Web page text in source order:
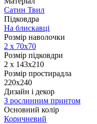
Сатин Твил
Підковдра
На блискавці
Розмір наволочки
2 х 70х70
Розмір підковдри
2 х 143х210
Розмір простирадла
220х240
Дизайн і декор
З рослинним принтом
Основний колір
Коричневий